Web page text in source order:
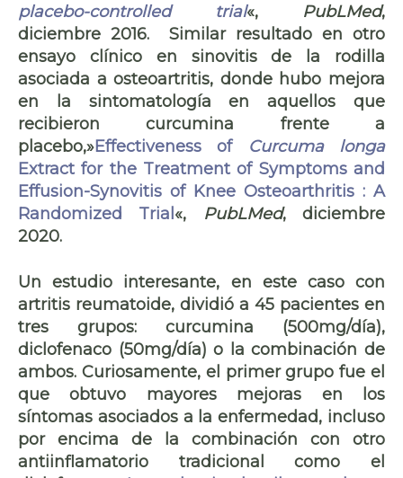
placebo-controlled trial«, PubLMed,
diciembre 2016. Similar resultado en otro
ensayo clínico en sinovitis de la rodilla
asociada a osteoartritis, donde hubo mejora
en la sintomatología en aquellos que
recibieron curcumina frente a
placebo,»Effectiveness of
Curcuma longa
Extract for the Treatment of Symptoms and
Effusion-Synovitis of Knee Osteoarthritis : A
Randomized Trial «, PubLMed, diciembre
2020.
Un estudio interesante, en este caso con
artritis reumatoide, dividió a 45 pacientes en
tres grupos: curcumina (500mg/día),
diclofenaco (50mg/día) o la combinación de
ambos. Curiosamente, el primer grupo fue el
que obtuvo mayores mejoras en los
síntomas asociados a la enfermedad, incluso
por encima de la combinación con otro
antiinflamatorio tradicional como el